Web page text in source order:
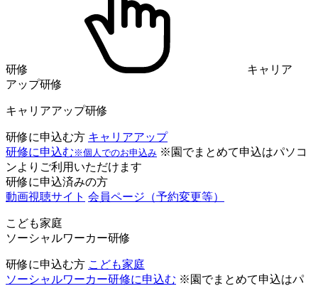
研修
キャリア
アップ研修
キャリアアップ研修
研修に申込む方 キャリアアップ
研修に申込む ※個人でのお申込み ※園でまとめて申込はパソコ
ンよりご利用いただけます
研修に申込済みの方
動画視聴サイト 会員ページ （予約変更等）
こども家庭
ソーシャルワーカー研修
研修に申込む方 こども家庭
ソーシャルワーカー研修に申込む ※園でまとめて申込はパ